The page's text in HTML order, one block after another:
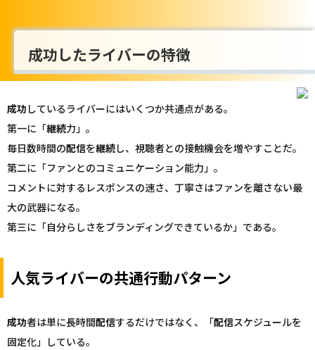
成功したライバーの特徴
成功 しているライバーにはいくつか共通点がある。
第一に「継続力」。
毎日数時間の配信を継続し、視聴者との接触機会を増やすことだ。
第二に「ファンとのコミュニケーション能力」。
コメントに対するレスポンスの速さ、丁寧さはファンを離さない最
大の武器になる。
第三に「自分らしさをブランディングできているか」である。
人気ライバーの共通行動パターン
成功者は単に長時間配信するだけではなく、「配信スケジュールを
固定化」している。